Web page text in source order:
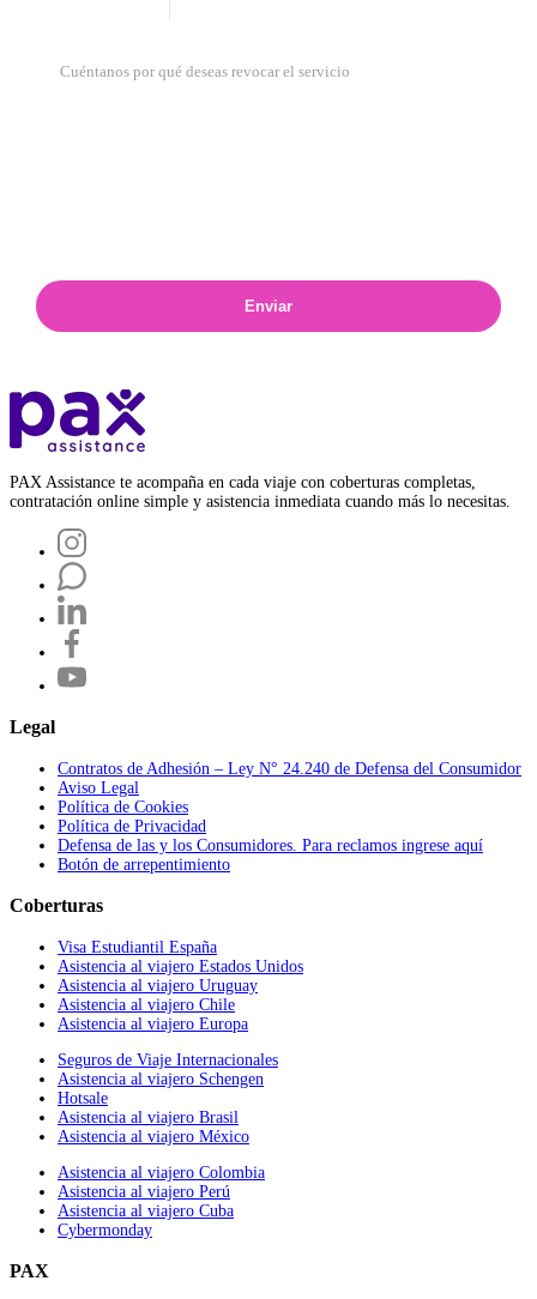
Enviar
PAX Assistance te acompaña en cada viaje con coberturas completas,
contratación online simple y asistencia inmediata cuando más lo necesitas.
Legal
Contratos de Adhesión – Ley N° 24.240 de Defensa del Consumidor
Aviso Legal
Política de Cookies
Política de Privacidad
Defensa de las y los Consumidores. Para reclamos ingrese aquí
Botón de arrepentimiento
Coberturas
Visa Estudiantil España
Asistencia al viajero Estados Unidos
Asistencia al viajero Uruguay
Asistencia al viajero Chile
Asistencia al viajero Europa
Seguros de Viaje Internacionales
Asistencia al viajero Schengen
Hotsale
Asistencia al viajero Brasil
Asistencia al viajero México
Asistencia al viajero Colombia
Asistencia al viajero Perú
Asistencia al viajero Cuba
Cybermonday
PAX